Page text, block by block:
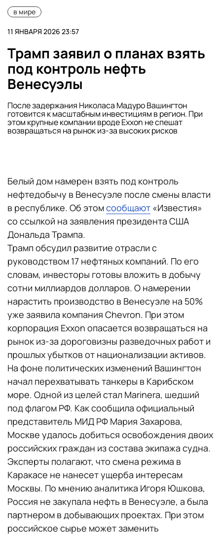
в мире
11 ЯНВАРЯ 2026 23:57
Трамп заявил о планах взять
под контроль нефть
Венесуэлы
После задержания Николаса Мадуро Вашингтон
готовится к масштабным инвестициям в регион. При
этом крупные компании вроде Exxon не спешат
возвращаться на рынок из-за высоких рисков
Белый дом намерен взять под контроль
нефтедобычу в Венесуэле после смены власти
в республике. Об этомсообщают «Известия»
со ссылкой на заявления президента США
Дональда Трампа.
Трамп обсудил развитие отрасли с
руководством 17 нефтяных компаний. По его
словам, инвесторы готовы вложить в добычу
сотни миллиардов долларов. О намерении
нарастить производство в Венесуэле на 50%
уже заявила компания Chevron. При этом
корпорация Exxon опасается возвращаться на
рынок из-за дороговизны разведочных работ и
прошлых убытков от национализации активов.
На фоне политических изменений Вашингтон
начал перехватывать танкеры в Карибском
море. Одной из целей стал Marinera, шедший
под флагом РФ. Как сообщила официальный
представитель МИД РФ Мария Захарова,
Москве удалось добиться освобождения двоих
российских граждан из состава экипажа судна.
Эксперты полагают, что смена режима в
Каракасе не нанесет ущерба интересам
Москвы. По мнению аналитика Игоря Юшкова,
Россия не закупала нефть в Венесуэле, а была
партнером в добывающих проектах. При этом
российское сырье может заменить